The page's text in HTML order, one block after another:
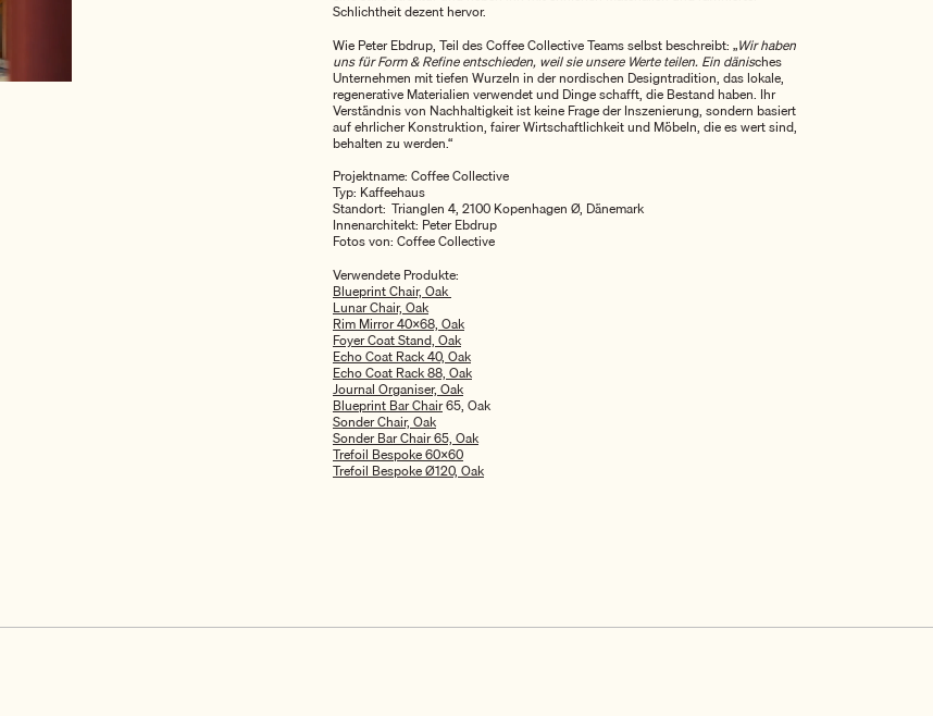
Schlichtheit dezent hervor.
Wie Peter Ebdrup, Teil des Coffee Collective Teams selbst beschreibt: „Wir haben
uns für Form & Refine entschieden, weil sie unsere Werte teilen. Ein dänisches
Unternehmen mit tiefen Wurzeln in der nordischen Designtradition, das lokale,
regenerative Materialien verwendet und Dinge schafft, die Bestand haben. Ihr
Verständnis von Nachhaltigkeit ist keine Frage der Inszenierung, sondern basiert
auf ehrlicher Konstruktion, fairer Wirtschaftlichkeit und Möbeln, die es wert sind,
behalten zu werden.“
Projektname: Coffee Collective
Typ: Kaffeehaus
Standort: Trianglen 4, 2100 Kopenhagen Ø, Dänemark
Innenarchitekt: Peter Ebdrup
Fotos von: Coffee Collective
Verwendete Produkte:
Blueprint Chair, Oak
Lunar Chair, Oak
Rim Mirror 40×68, Oak
Foyer Coat Stand, Oak
Echo Coat Rack 40, Oak
Echo Coat Rack 88, Oak
Journal Organiser, Oak
Blueprint Bar Chair65, Oak
Sonder Chair, Oak
Sonder Bar Chair 65, Oak
Trefoil Bespoke 60×60
Trefoil Bespoke Ø120, Oak